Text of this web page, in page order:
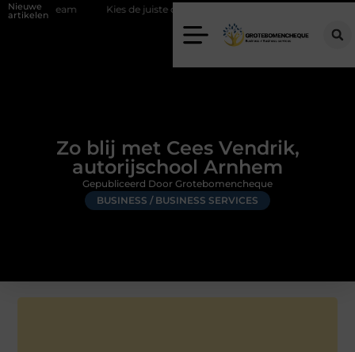
Nieuwe
artikelen Kies de juiste diamantboor voor uw project
Zo blij met Cees Vendrik,
autorijschool Arnhem
BUSINESS / BUSINESS SERVICES
Gepubliceerd Door Grotebomencheque